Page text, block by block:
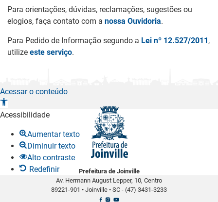
Para orientações, dúvidas, reclamações, sugestões ou
elogios, faça contato com a nossa Ouvidoria.
Para Pedido de Informação segundo a Lei nº 12.527/2011,
utilize este serviço.
Prefeitura de Joinville
Av. Hermann August Lepper, 10, Centro
89221-901 • Joinville • SC - (47) 3431-3233
Acessar o conteúdo
A
b
Acessibilidade
Aumentar texto
Diminuir texto
Alto contraste
Redefinir